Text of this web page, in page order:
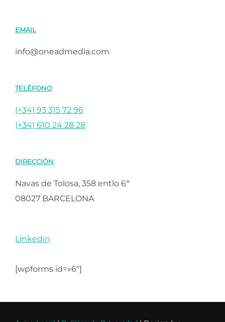
EMAIL
info@oneadmedia.com
TELÉFONO
(+34) 93 315 72 96
(+34) 610 24 28 28
DIRECCIÓN
Navas de Tolosa, 358 entlo 6ª
08027 BARCELONA
Linkedin
[wpforms id=»6″]